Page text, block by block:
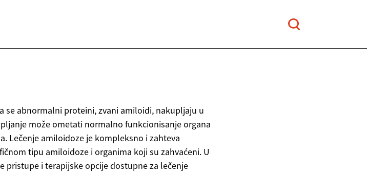
se abnormalni proteini, zvani amiloidi, nakupljaju u
može ometati normalno funkcionisanje organa
Lečenje amiloidoze je kompleksno i zahteva
tipu amiloidoze i organima koji su zahvaćeni. U
i terapijske opcije dostupne za lečenje